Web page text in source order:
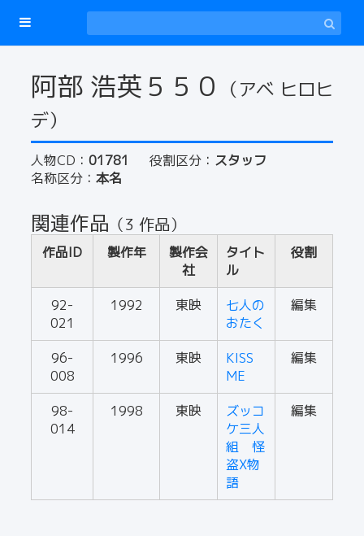
阿部 浩英５５０
（アベ ヒロヒ
デ）
人物CD： 01781 役割区分： スタッフ
名称区分： 本名
関連作品 （3 作品）
作品ID 製作年
製作会
社
タイト
ル
役割
92-
021
1992 東映
七人の
おたく
編集
96-
008
1996 東映
KISS
ME
編集
98-
014
1998 東映
ズッコ
ケ三人
組 怪
盗X物
語
編集